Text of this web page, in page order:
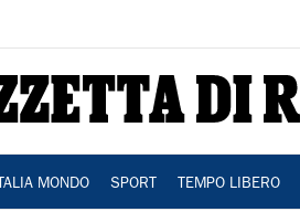
MONDO SPORT TEMPO LIBERO